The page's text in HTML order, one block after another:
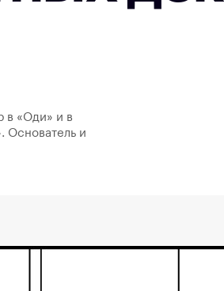
в «Оди» и в
Основатель и